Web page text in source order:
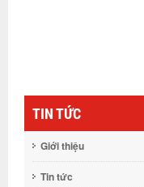
TIN TỨC
Giới thiệu
Tin tức